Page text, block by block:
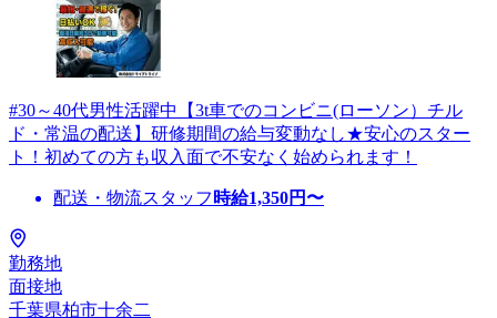
#30～40代男性活躍中【3t車でのコンビニ(ローソン）チル
ド・常温の配送】研修期間の給与変動なし★安心のスター
ト！初めての方も収入面で不安なく始められます！
配送・物流スタッフ 時給1,350円〜
勤務地
面接地
千葉県柏市十余二